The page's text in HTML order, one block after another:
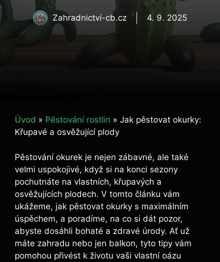
Zahradnictví-cb.cz 4. 9. 2025
Úvod » Pěstování rostlin » Jak pěstovat okurky:
Křupavé a osvěžující plody
Pěstování okurek je nejen zábavné, ale také
velmi uspokojivé, když si na konci sezony
pochutnáte na vlastních, křupavých a
osvěžujících plodech. V tomto článku vám
ukážeme, jak pěstovat okurky s maximálním
úspěchem, a poradíme, na co si dát pozor,
abyste dosáhli bohaté a zdravé úrody. Ať už
máte zahradu nebo jen balkon, tyto tipy vám
pomohou přivést k životu vaši vlastní oázu